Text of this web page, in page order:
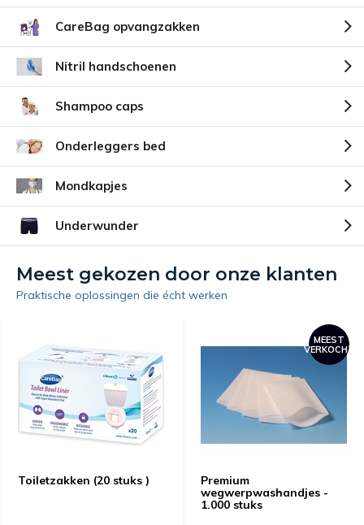
CareBag opvangzakken
Nitril handschoenen
Shampoo caps
Onderleggers bed
Mondkapjes
Underwunder
Meest gekozen door onze klanten
Praktische oplossingen die écht werken
Toiletzakken (20 stuks )
Premium
wegwerpwashandjes -
1.000 stuks
MEEST
VERKOCHT